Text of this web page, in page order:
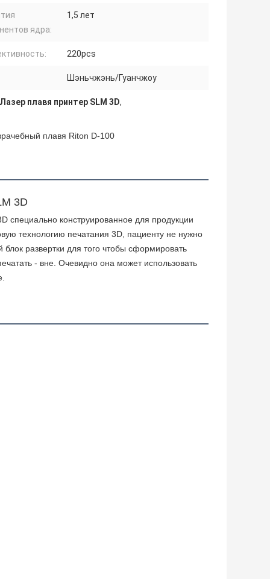
ядра:
1,5 лет
220pcs
Шэньчжэнь/Гуанчжоу
Лазер плавя принтер SLM 3D,
плавя Riton D-100
3D
специально конструированное для продукции
технологию печатания 3D, пациенту не нужно
развертки для того чтобы сформировать
- вне. Очевидно она может использовать